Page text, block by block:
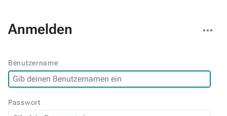
Anmelden
Aktionen
Benutzername
Passwort